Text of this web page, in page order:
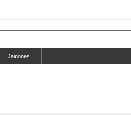
Jamones